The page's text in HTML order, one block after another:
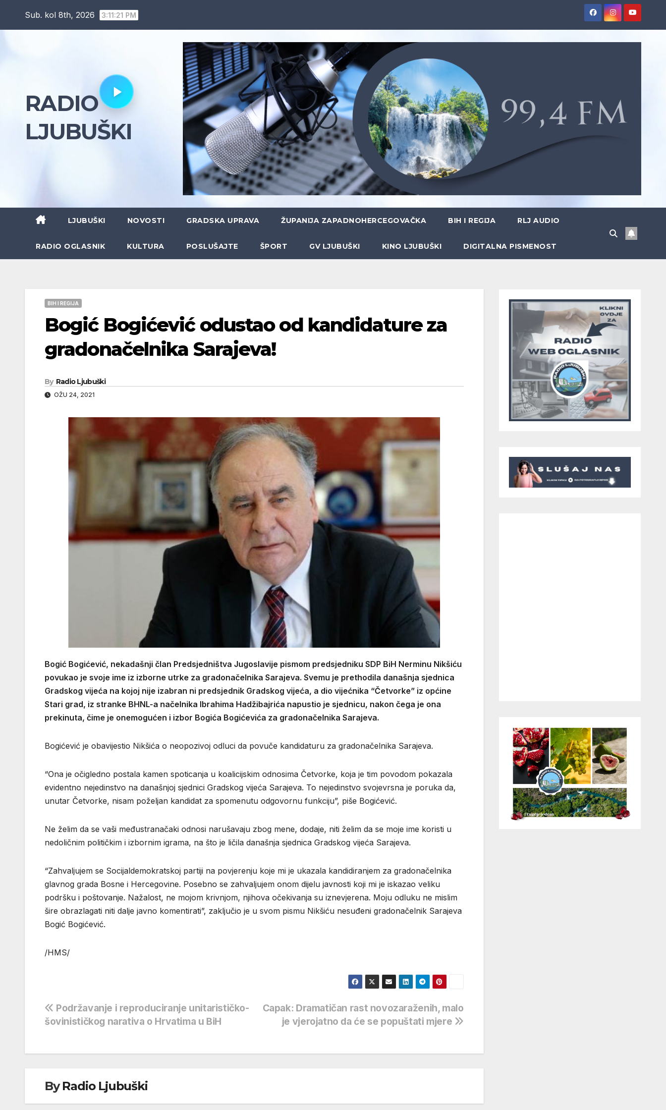
Sub. kol 8th, 2026 3:11:22 PM
RADIO
LJUBUŠKI
LJUBUŠKI NOVOSTI GRADSKA UPRAVA ŽUPANIJA ZAPADNOHERCEGOVAČKA BIH I REGIJA RLJ AUDIO
RADIO OGLASNIK KULTURA POSLUŠAJTE ŠPORT GV LJUBUŠKI KINO LJUBUŠKI DIGITALNA PISMENOST
BIH I REGIJA
Bogić Bogićević odustao od kandidature za
gradonačelnika Sarajeva!
By Radio Ljubuški
OŽU 24, 2021
Bogić Bogićević, nekadašnji član Predsjedništva Jugoslavije pismom predsjedniku SDP BiH Nerminu Nikšiću
povukao je svoje ime iz izborne utrke za gradonačelnika Sarajeva. Svemu je prethodila današnja sjednica
Gradskog vijeća na kojoj nije izabran ni predsjednik Gradskog vijeća, a dio vijećnika “Četvorke” iz općine
Stari grad, iz stranke BHNL-a načelnika Ibrahima Hadžibajrića napustio je sjednicu, nakon čega je ona
prekinuta, čime je onemogućen i izbor Bogića Bogićevića za gradonačelnika Sarajeva.
Bogićević je obavijestio Nikšića o neopozivoj odluci da povuče kandidaturu za gradonačelnika Sarajeva.
“Ona je očigledno postala kamen spoticanja u koalicijskim odnosima Četvorke, koja je tim povodom pokazala
evidentno nejedinstvo na današnjoj sjednici Gradskog vijeća Sarajeva. To nejedinstvo svojevrsna je poruka da,
unutar Četvorke, nisam poželjan kandidat za spomenutu odgovornu funkciju”, piše Bogićević.
Ne želim da se vaši međustranačaki odnosi narušavaju zbog mene, dodaje, niti želim da se moje ime koristi u
nedoličnim političkim i izbornim igrama, na što je ličila današnja sjednica Gradskog vijeća Sarajeva.
“Zahvaljujem se Socijaldemokratskoj partiji na povjerenju koje mi je ukazala kandidiranjem za gradonačelnika
glavnog grada Bosne i Hercegovine. Posebno se zahvaljujem onom dijelu javnosti koji mi je iskazao veliku
podršku i poštovanje. Nažalost, ne mojom krivnjom, njihova očekivanja su iznevjerena. Moju odluku ne mislim
šire obrazlagati niti dalje javno komentirati”, zaključio je u svom pismu Nikšiću nesuđeni gradonačelnik Sarajeva
Bogić Bogićević.
/HMS/
Navigacija
Capak: Dramatičan rast novozaraženih, malo
je vjerojatno da će se popuštati mjere
Podržavanje i reproduciranje unitarističko-
šovinističkog narativa o Hrvatima u BiH
ByRadio Ljubuški